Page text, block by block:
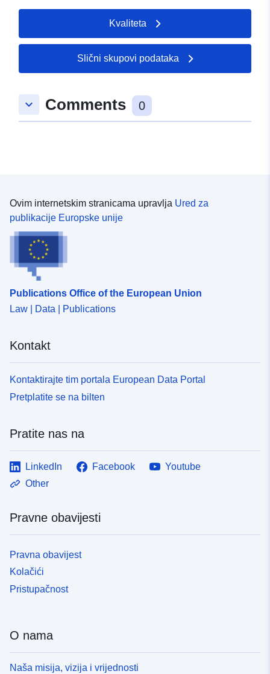
Kvaliteta
Slični skupovi podataka
keyboard_arrow_down Comments 0
Ovim internetskim stranicama upravlja Ured za
publikacije Europske unije
Publications Office of the European Union
Law | Data | Publications
Kontakt
Kontaktirajte tim portala European Data Portal
Pretplatite se na bilten
Pratite nas na
LinkedIn Facebook
Youtube
Other
Pravne obavijesti
Pravna obavijest
Kolačići
Pristupačnost
O nama
Naša misija, vizija i vrijednosti